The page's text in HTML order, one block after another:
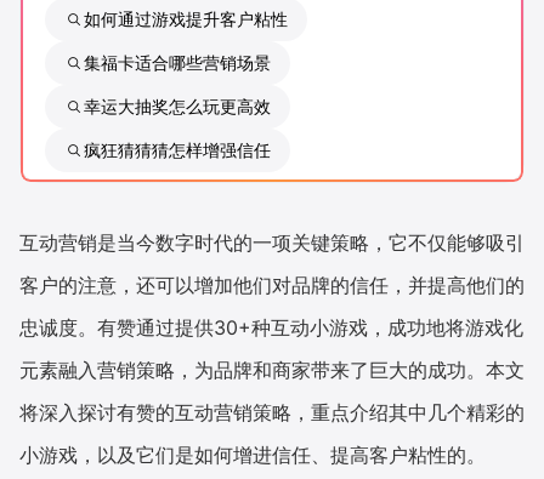
行业洞察
品牌消费观 行业报告
私域课程 新零售内参
增长俱乐部
如何通过游戏提升客户粘性
集福卡适合哪些营销场景
幸运大抽奖怎么玩更高效
疯狂猜猜猜怎样增强信任
互动营销是当今数字时代的一项关键策略，它不仅能够吸引
客户的注意，还可以增加他们对品牌的信任，并提高他们的
忠诚度。有赞通过提供30+种互动小游戏，成功地将游戏化
元素融入营销策略，为品牌和商家带来了巨大的成功。本文
将深入探讨有赞的互动营销策略，重点介绍其中几个精彩的
小游戏，以及它们是如何增进信任、提高客户粘性的。